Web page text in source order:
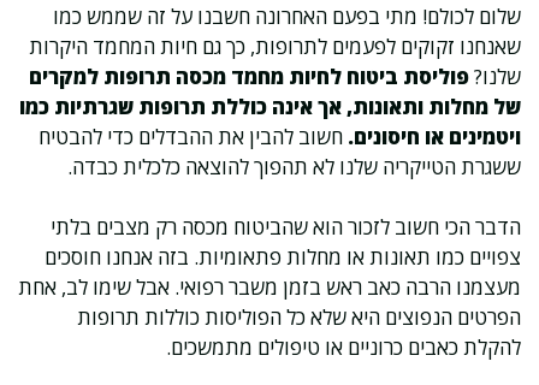
שלום לכולם! מתי בפעם האחרונה חשבנו על זה שממש כמו
שאנחנו זקוקים לפעמים לתרופות, כך גם חיות המחמד היקרות
שלנו?פוליסת ביטוח לחיות מחמד מכסה תרופות למקרים
של מחלות ותאונות, אך אינה כוללת תרופות שגרתיות כמו
ויטמינים או חיסונים. חשוב להבין את ההבדלים כדי להבטיח
ששגרת הטייקריה שלנו לא תהפוך להוצאה כלכלית כבדה.
הדבר הכי חשוב לזכור הוא שהביטוח מכסה רק מצבים בלתי
צפויים כמו תאונות או מחלות פתאומיות. בזה אנחנו חוסכים
מעצמנו הרבה כאב ראש בזמן משבר רפואי. אבל שימו לב, אחת
הפרטים הנפוצים היא שלא כל הפוליסות כוללות תרופות
להקלת כאבים כרוניים או טיפולים מתמשכים.